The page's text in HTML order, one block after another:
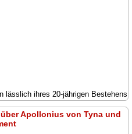
lässlich ihres 20-jährigen Bestehens
Apollonius von Tyna und